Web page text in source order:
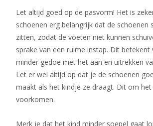
Let altijd goed op de pasvorm! Het is
schoenen erg belangrijk dat de schoenen
zitten, zodat de voeten niet kunnen
sprake van een ruime instap. Dit
minder gedoe met het aan en uitrekken
Let er wel altijd op dat je de schoenen
maakt als het kindje ze draagt. Dit om
voorkomen.
Merk je dat het kind minder soepel gaat